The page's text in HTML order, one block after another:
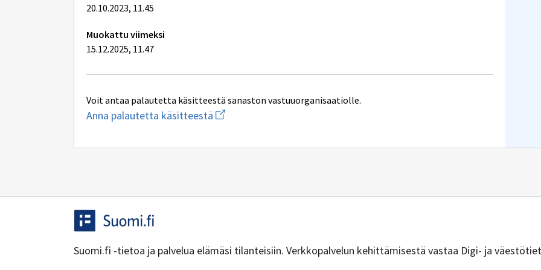
20.10.2023, 11.45
Muokattu viimeksi
15.12.2025, 11.47
Voit antaa palautetta käsitteestä sanaston vastuuorganisaatiolle.
Anna palautetta käsitteestä Aloita
uuden
kirjoitus
Suomi.fi -tietoa ja palvelua elämäsi tilanteisiin. Verkkopalvelun kehittämisestä vastaa Digi- ja